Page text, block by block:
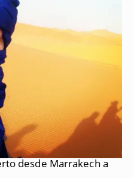
desde Marrakech a